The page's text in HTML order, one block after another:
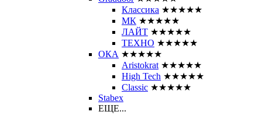
Классика ★★★★★
МК ★★★★★
ЛАЙТ ★★★★★
ТЕХНО ★★★★★
ОКА ★★★★★
Aristokrat ★★★★★
High Tech ★★★★★
Classic ★★★★★
Stabex
ЕЩЕ...